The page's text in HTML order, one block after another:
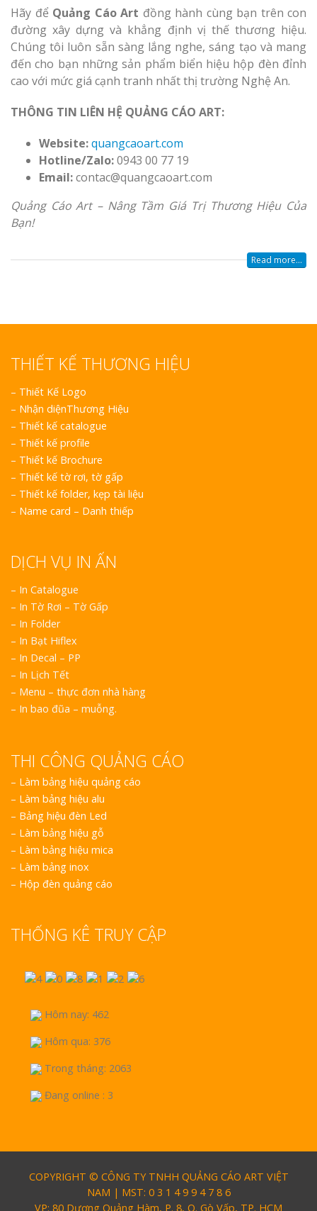
Hãy để Quảng Cáo Art đồng hành cùng bạn trên con
đường xây dựng và khẳng định vị thế thương hiệu.
Chúng tôi luôn sẵn sàng lắng nghe, sáng tạo và mang
đến cho bạn những sản phẩm biển hiệu hộp đèn đỉnh
cao với mức giá cạnh tranh nhất thị trường Nghệ An.
THÔNG TIN LIÊN HỆ QUẢNG CÁO ART:
Website:quangcaoart.com
Hotline/Zalo:0943 00 77 19
Email:contac@quangcaoart.com
Quảng Cáo Art – Nâng Tầm Giá Trị Thương Hiệu Của
Bạn!
Read more...
THIẾT KẾ THƯƠNG HIỆU
– Thiết Kế Logo
– Nhận diệnThương Hiệu
– Thiết kế catalogue
– Thiết kế profile
– Thiết kế Brochure
– Thiết kế tờ rơi, tờ gấp
– Thiết kế folder, kẹp tài liệu
– Name card – Danh thiếp
DỊCH VỤ IN ẤN
– In Catalogue
– In Tờ Rơi – Tờ Gấp
– In Folder
– In Bạt Hiflex
– In Decal – PP
– In Lịch Tết
– Menu – thực đơn nhà hàng
– In bao đũa – muỗng.
THI CÔNG QUẢNG CÁO
– Làm bảng hiệu quảng cáo
– Làm bảng hiệu alu
– Bảng hiệu đèn Led
– Làm bảng hiệu gỗ
– Làm bảng hiệu mica
– Làm bảng inox
– Hộp đèn quảng cáo
THỐNG KÊ TRUY CẬP
Hôm nay: 462
Hôm qua: 376
Trong tháng: 2063
Đang online : 3
COPYRIGHT © CÔNG TY TNHH QUẢNG CÁO ART VIỆT
NAM | MST: 0 3 1 4 9 9 4 7 8 6
VP: 80 Dương Quảng Hàm, P. 8, Q. Gò Vấp, TP. HCM